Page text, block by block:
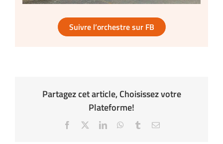
Suivre l’orchestre sur FB
Partagez cet article, Choisissez votre
Plateforme!
Facebook LinkedInWhatsApp
TumblrEmail